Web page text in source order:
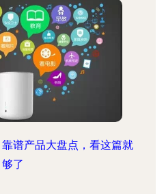
谱产品大盘点，看这篇就
够了